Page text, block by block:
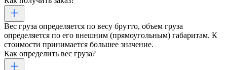
Вес груза определяется по весу брутто, объем груза
определяется по его внешним (прямоугольным) габаритам. К
стоимости принимается большее значение.
Как определить вес груза?